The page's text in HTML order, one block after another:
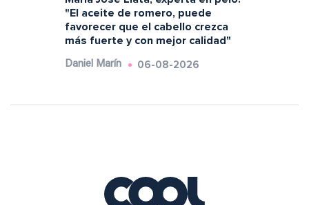
"El aceite de romero, puede
favorecer que el cabello crezca
más fuerte y con mejor calidad"
Daniel Marín 06-08-2026